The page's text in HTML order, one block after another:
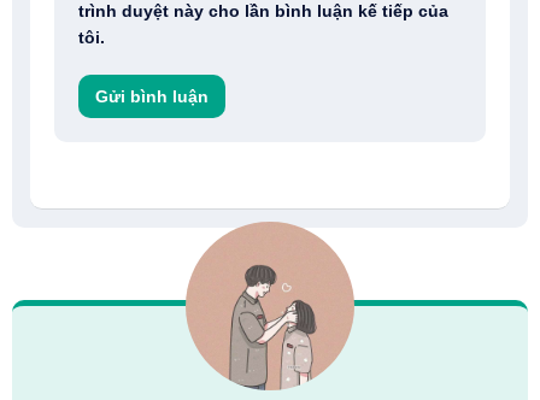
trình duyệt này cho lần bình luận kế tiếp của
tôi.